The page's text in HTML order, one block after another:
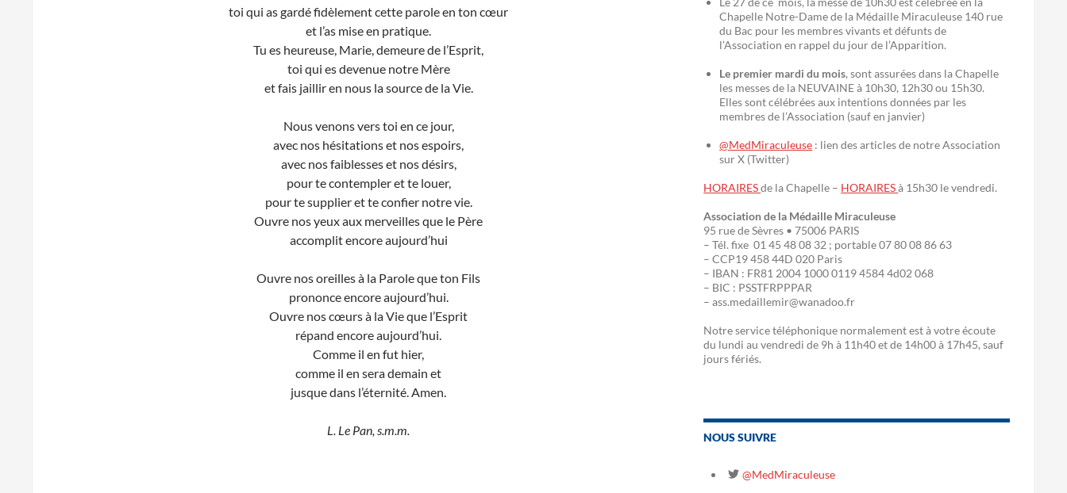
toi qui as gardé fidèlement cette parole en ton cœur
et l’as mise en pratique.
Tu es heureuse, Marie, demeure de l’Esprit,
toi qui es devenue notre Mère
et fais jaillir en nous la source de la Vie.
Nous venons vers toi en ce jour,
avec nos hésitations et nos espoirs,
avec nos faiblesses et nos désirs,
pour te contempler et te louer,
pour te supplier et te confier notre vie.
Ouvre nos yeux aux merveilles que le Père
accomplit encore aujourd’hui
Ouvre nos oreilles à la Parole que ton Fils
prononce encore aujourd’hui.
Ouvre nos cœurs à la Vie que l’Esprit
répand encore aujourd’hui.
Comme il en fut hier,
comme il en sera demain et
jusque dans l’éternité. Amen.
L. Le Pan, s.m.m.
Chapelle Notre-Dame de la Médaille Miraculeuse 140 rue
du Bac pour les membres vivants et défunts de
l’Association en rappel du jour de l’Apparition.
Le premier mardi du mois, sont assurées dans la Chapelle
les messes de la NEUVAINE à 10h30, 12h30 ou 15h30.
Elles sont célébrées aux intentions données par les
membres de l’Association (sauf en janvier)
@MedMiraculeuse : lien des articles de notre Association
sur X (Twitter)
HORAIRESde la Chapelle – HORAIRESà 15h30 le vendredi.
Association de la Médaille Miraculeuse
95 rue de Sèvres • 75006 PARIS
– Tél. fixe 01 45 48 08 32 ; portable 07 80 08 86 63
– CCP19 458 44D 020 Paris
– IBAN : FR81 2004 1000 0119 4584 4d02 068
– BIC : PSSTFRPPPAR
– ass.medaillemir@wanadoo.fr
Notre service téléphonique normalement est à votre écoute
du lundi au vendredi de 9h à 11h40 et de 14h00 à 17h45, sauf
jours fériés.
NOUS SUIVRE
@MedMiraculeuse